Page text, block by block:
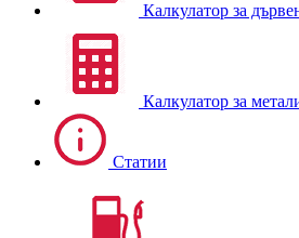
Калкулатор за
Калкулатор за
Статии